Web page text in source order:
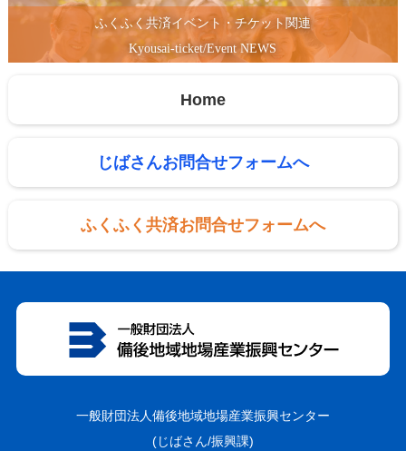
ふくふく共済イベント・チケット関連
Kyousai-ticket/Event NEWS
Home
じばさんお問合せフォームへ
ふくふく共済お問合せフォームへ
一般財団法人備後地域地場産業振興センター
(じばさん/振興課)